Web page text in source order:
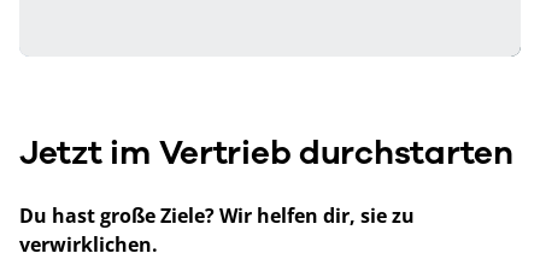
Jetzt im Vertrieb durchstarten
Du hast große Ziele? Wir helfen dir, sie zu
verwirklichen.